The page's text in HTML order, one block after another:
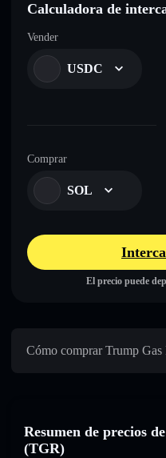
Calculadora de
Vender
USDC
Comprar
SOL
El precio puede
Cómo comprar Trump Gas
Resumen de precios
(TGR)